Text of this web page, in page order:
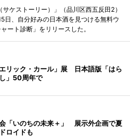
ケストーリー）」（品川区西五反田2）
日、自分好みの日本酒を見つける無料ウ
ート診断」をリリースした。
リック・カール」展 日本語版「はら
」50周年で
「いのちの未来＋」 展示外企画で夏
ロイドも